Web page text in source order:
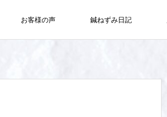
お客様の声 鍼ねずみ日記